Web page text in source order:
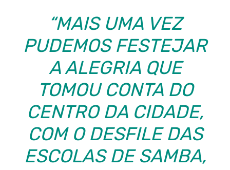
“MAIS UMA VEZ
PUDEMOS FESTEJAR
A ALEGRIA QUE
TOMOU CONTA DO
CENTRO DA CIDADE,
COM O DESFILE DAS
ESCOLAS DE SAMBA,